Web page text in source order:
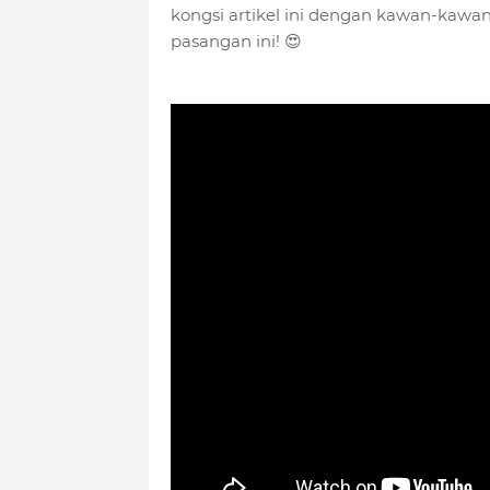
kongsi artikel ini dengan kawan-
pasangan ini! 😍